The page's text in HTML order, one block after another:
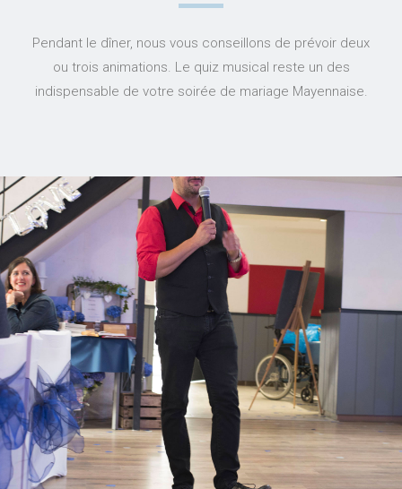
Pendant le dîner, nous vous conseillons de prévoir deux
ou trois animations. Le quiz musical reste un des
indispensable de votre soirée de mariage Mayennaise.